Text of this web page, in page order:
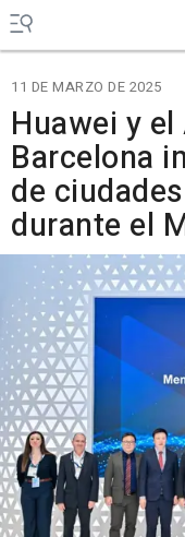
11 DE MARZO DE 2025
Huawei y
Barcelona
de
durante el